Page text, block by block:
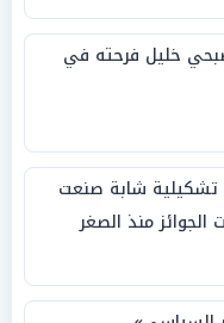
خليل فرحته في
تشكيلية شابة صنعت
منذ الصغر